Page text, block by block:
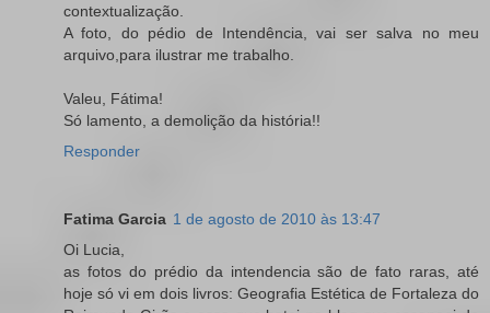
contextualização.
A foto, do pédio de Intendência, vai ser salva no meu
arquivo,para ilustrar me trabalho.
Valeu, Fátima!
Só lamento, a demolição da história!!
Responder
Fatima Garcia 1 de agosto de 2010 às 13:47
Oi Lucia,
as fotos do prédio da intendencia são de fato raras, até
hoje só vi em dois livros: Geografia Estética de Fortaleza do